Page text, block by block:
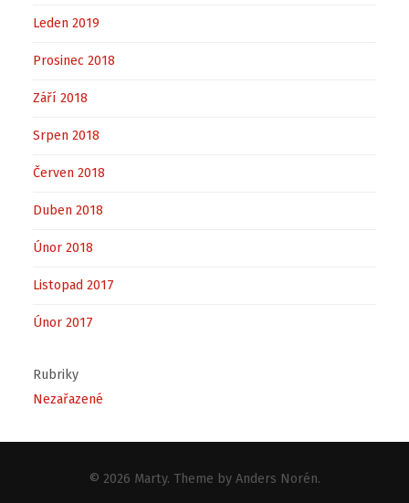
Leden 2019
Prosinec 2018
Září 2018
Srpen 2018
Červen 2018
Duben 2018
Únor 2018
Listopad 2017
Únor 2017
Rubriky
Nezařazené
© 2026 Marty. Theme by Anders Norén.